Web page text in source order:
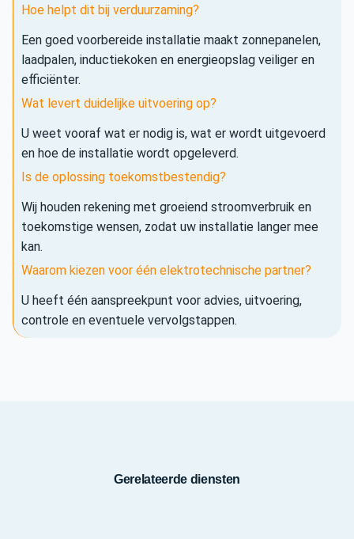
Hoe helpt dit bij verduurzaming?
Een goed voorbereide installatie maakt zonnepanelen,
laadpalen, inductiekoken en energieopslag veiliger en
efficiënter.
Wat levert duidelijke uitvoering op?
U weet vooraf wat er nodig is, wat er wordt uitgevoerd
en hoe de installatie wordt opgeleverd.
Is de oplossing toekomstbestendig?
Wij houden rekening met groeiend stroomverbruik en
toekomstige wensen, zodat uw installatie langer mee
kan.
Waarom kiezen voor één elektrotechnische partner?
U heeft één aanspreekpunt voor advies, uitvoering,
controle en eventuele vervolgstappen.
Gerelateerde diensten